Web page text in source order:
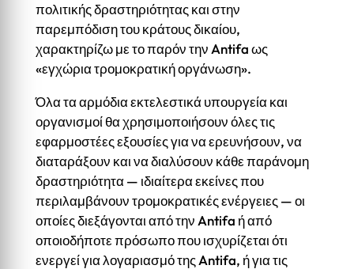
πολιτικής δραστηριότητας και στην
παρεμπόδιση του κράτους δικαίου,
χαρακτηρίζω με το παρόν την Antifa ως
«εγχώρια τρομοκρατική οργάνωση».
Όλα τα αρμόδια εκτελεστικά υπουργεία και
οργανισμοί θα χρησιμοποιήσουν όλες τις
εφαρμοστέες εξουσίες για να ερευνήσουν, να
διαταράξουν και να διαλύσουν κάθε παράνομη
δραστηριότητα — ιδιαίτερα εκείνες που
περιλαμβάνουν τρομοκρατικές ενέργειες — οι
οποίες διεξάγονται από την Antifa ή από
οποιοδήποτε πρόσωπο που ισχυρίζεται ότι
ενεργεί για λογαριασμό της Antifa, ή για τις